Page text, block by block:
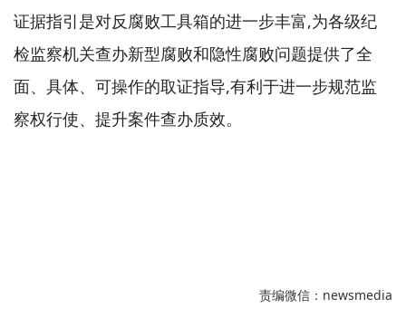
证据指引是对反腐败工具箱的进一步丰富,为各级纪
检监察机关查办新型腐败和隐性腐败问题提供了全
面、具体、可操作的取证指导,有利于进一步规范监
察权行使、提升案件查办质效。
责编微信：newsmedia